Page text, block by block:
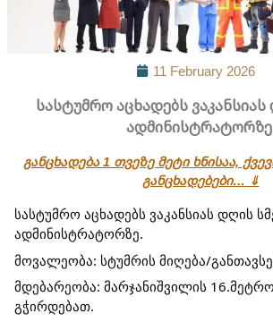
11 February 2026
სასტუმრო აცხადებს
განცხადება 1 თვეზე მეტი ხნისაა,
განცხადებები… ⇓
სასტუმრო აცხადებს ვაკანსიას დღის
ადმინისტრატორზე.
მოვალეობა: სტუმრის მიღება/
მდებარეობა: მარჯანიშვილის
გჭირდებათ.